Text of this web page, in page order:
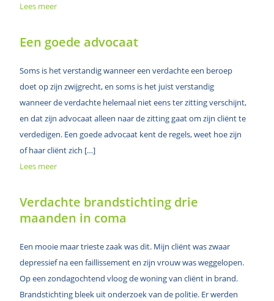
Lees meer
Een goede advocaat
Soms is het verstandig wanneer een verdachte een beroep
doet op zijn zwijgrecht, en soms is het juist verstandig
wanneer de verdachte helemaal niet eens ter zitting verschijnt,
en dat zijn advocaat alleen naar de zitting gaat om zijn cliënt te
verdedigen. Een goede advocaat kent de regels, weet hoe zijn
of haar cliënt zich […]
Lees meer
Verdachte brandstichting drie
maanden in coma
Een mooie maar trieste zaak was dit. Mijn cliënt was zwaar
depressief na een faillissement en zijn vrouw was weggelopen.
Op een zondagochtend vloog de woning van cliënt in brand.
Brandstichting bleek uit onderzoek van de politie. Er werden